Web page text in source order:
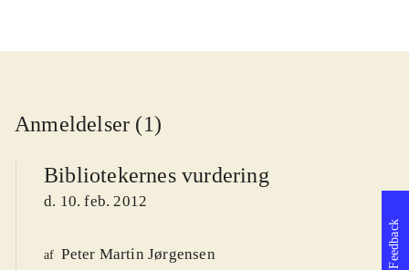
Anmeldelser (1)
Bibliotekernes vurdering
d. 10. feb. 2012
af Peter Martin Jørgensen Feedback